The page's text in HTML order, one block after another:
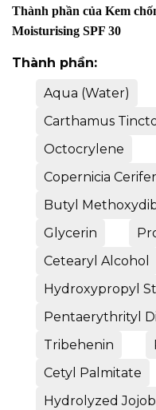
Thành phần của Kem
Moisturising SPF 30
Thành phần:
Aqua (Water)
Carthamus
Octocrylene
Copernicia
Butyl
Glycerin
Cetearyl Alcohol
Hydroxypropyl
Pentaerythrityl
Tribehenin
Cetyl Palmitate
Hydrolyzed